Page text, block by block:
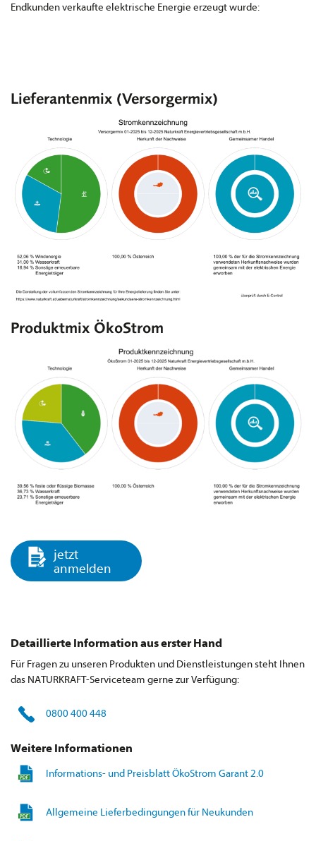
Endkunden verkaufte elektrische Energie erzeugt wurde:
Lieferantenmix (Versorgermix)
Produktmix ÖkoStrom
jetzt
anmelden
Detaillierte Information aus erster Hand
Für Fragen zu unseren Produkten und Dienstleistungen steht Ihnen
das NATURKRAFT-Serviceteam gerne zur Verfügung:
0800 400 448
Weitere Informationen
Informations- und Preisblatt ÖkoStrom Garant 2.0
Allgemeine Lieferbedingungen für Neukunden